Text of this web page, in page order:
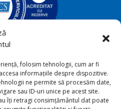
folosim tehnologii, cum ar fi
informațiile despre dispozitive.
ne permite să procesăm date,
sau ID-uri unice pe acest site.
îți retragi consimțământul dat poate
Draguseni, jud.